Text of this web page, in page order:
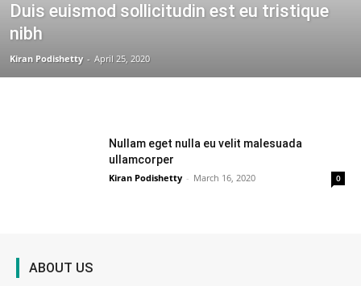
Duis euismod sollicitudin est eu tristique
nibh
Kiran Podishetty - April 25, 2020
Nullam eget nulla eu velit malesuada
ullamcorper
Kiran Podishetty - March 16, 2020 0
ABOUT US